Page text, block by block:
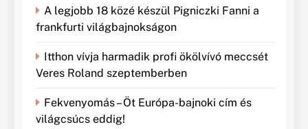
A legjobb 18 közé készül Pigniczki Fanni a
frankfurti világbajnokságon
Itthon vívja harmadik profi ökölvívó meccsét
Veres Roland szeptemberben
Fekvenyomás – Öt Európa-bajnoki cím és
világcsúcs eddig!